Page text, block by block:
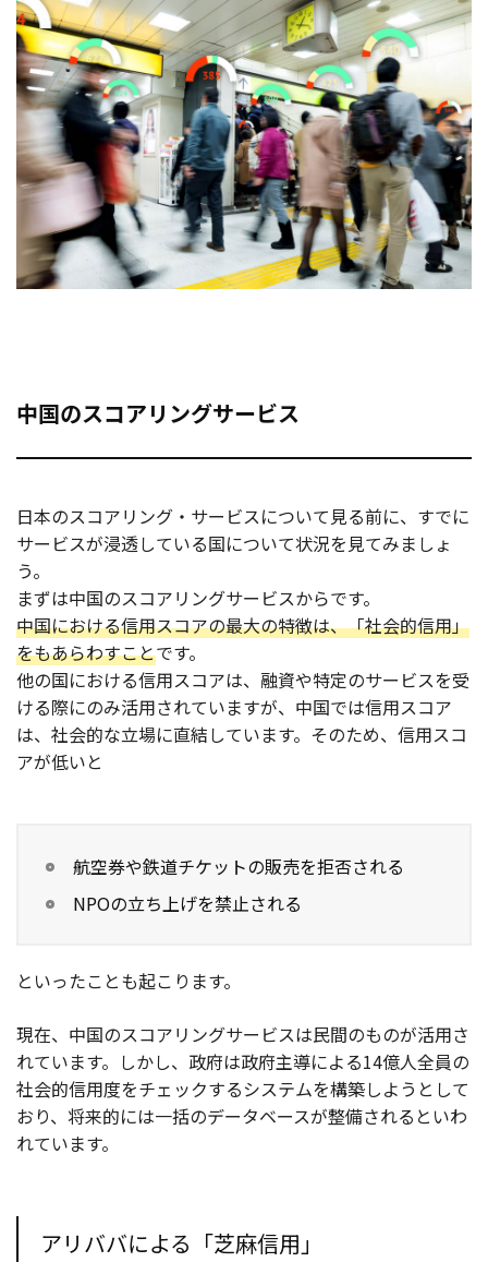
中国のスコアリングサービス
日本のスコアリング・サービスについて見る前に、すでに
サービスが浸透している国について状況を見てみましょ
う。
まずは中国のスコアリングサービスからです。
中国における信用スコアの最大の特徴は、「社会的信用」
をもあらわすことです。
他の国における信用スコアは、融資や特定のサービスを受
ける際にのみ活用されていますが、中国では信用スコア
は、社会的な立場に直結しています。そのため、信用スコ
アが低いと
航空券や鉄道チケットの販売を拒否される
NPOの立ち上げを禁止される
といったことも起こります。
現在、中国のスコアリングサービスは民間のものが活用さ
れています。しかし、政府は政府主導による14億人全員の
社会的信用度をチェックするシステムを構築しようとして
おり、将来的には一括のデータベースが整備されるといわ
れています。
アリババによる「芝麻信用」